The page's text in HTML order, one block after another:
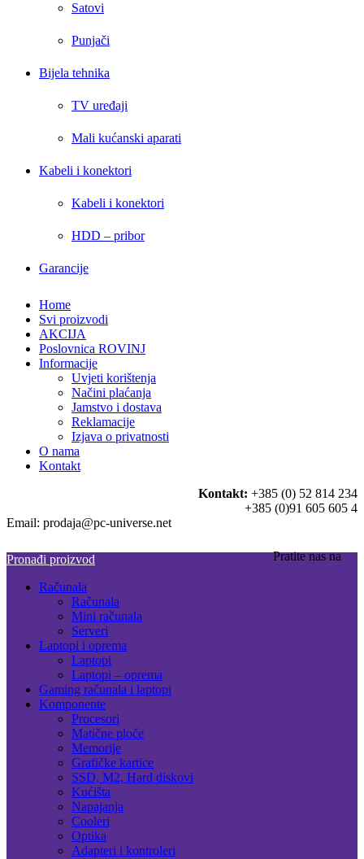
Satovi
Punjači
Bijela tehnika
TV uređaji
Mali kućanski aparati
Kabeli i konektori
Kabeli i konektori
HDD – pribor
Garancije
Home
Svi proizvodi
AKCIJA
Poslovnica ROVINJ
Informacije
Uvjeti korištenja
Načini plaćanja
Jamstvo i dostava
Reklamacije
Izjava o privatnosti
O nama
Kontakt
Kontakt: +385 (0) 52 814 234
+385 (0)91 605 605 4
Email: prodaja@pc-universe.net
Pratite nas na
Pronađi proizvod
Računala
Računala
Mini računala
Serveri
Laptopi i oprema
Laptopi
Laptopi – oprema
Gaming računala i laptopi
Komponente
Procesori
Matične ploče
Memorije
Grafičke kartice
SSD, M2, Hard diskovi
Kućišta
Napajanja
Cooleri
Optika
Adapteri i kontroleri